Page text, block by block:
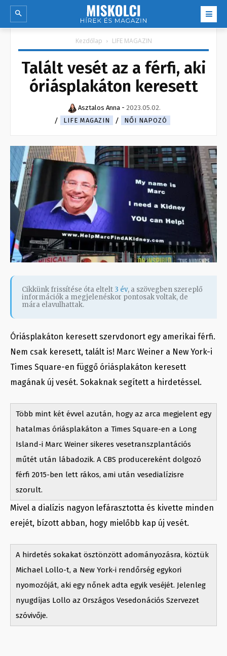
Kezdőlap LIFE MAGAZIN
Talált vesét az a férfi, aki
óriásplakáton keresett
Asztalos Anna - 2023.05.02.
LIFE MAGAZIN
NŐI NAPOZÓ
Cikkünk frissítése óta eltelt 3 év, a szövegben szereplő
információk a megjelenéskor pontosak voltak, de
mára elavulhattak.
Óriásplakáton keresett szervdonort egy amerikai férfi.
Nem csak keresett, talált is! Marc Weiner a New York-i
Times Square-en függő óriásplakáton keresett
magának új vesét. Sokaknak segített a hirdetéssel.
Több mint két évvel azután, hogy az arca megjelent egy
hatalmas óriásplakáton a Times Square-en a Long
Island-i Marc Weiner sikeres vesetranszplantációs
műtét után lábadozik. A CBS producereként dolgozó
férfi 2015-ben lett rákos, ami után vesedialízisre
szorult.
Mivel a dialízis nagyon lefárasztotta és kivette minden
erejét, bízott abban, hogy mielőbb kap új vesét.
A hirdetés sokakat ösztönzött adományozásra, köztük
Michael Lollo-t, a New York-i rendőrség egykori
nyomozóját, aki egy nőnek adta egyik veséjét. Jelenleg
nyugdíjas Lollo az Országos Vesedonációs Szervezet
szóvivője.